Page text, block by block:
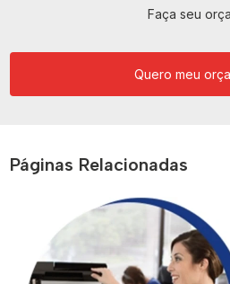
Faça seu
Quero meu
Páginas Relacionadas